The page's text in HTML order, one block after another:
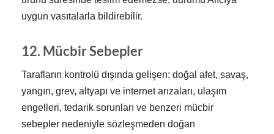
uygun vasıtalarla bildirebilir.
12. Mücbir Sebepler
Tarafların kontrolü dışında gelişen; doğal afet, savaş,
yangın, grev, altyapı ve internet arızaları, ulaşım
engelleri, tedarik sorunları ve benzeri mücbir
sebepler nedeniyle sözleşmeden doğan